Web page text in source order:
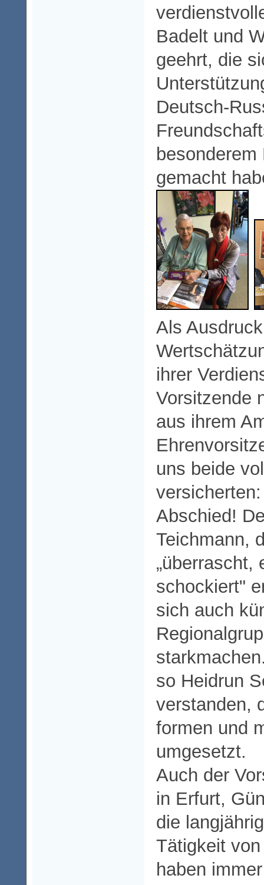
Badelt und
geehrt, die
Deutsch-
gemacht
Als
ihrer
Vorsitzende
aus ihrem
uns beide
Abschied!
Teichmann,
„überrascht,
schockiert"
sich auch
so Heidrun
verstanden,
formen und
umgesetzt.
Auch der
in Erfurt,
die
Tätigkeit
haben